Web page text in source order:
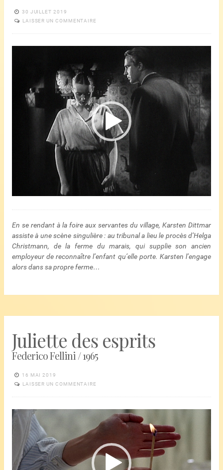
30 JUILLET 2019
LAISSER UN COMMENTAIRE
En se rendant à la foire aux servantes du village, Karsten Dittmar
assiste à une scène singulière : au tribunal a lieu le procès d’Helga
Christmann, de la ferme du marais, qui supplie son ancien
employeur de reconnaître l’enfant qu’elle porte. Karsten l’engage
alors dans sa propre ferme…
Juliette des esprits
Federico Fellini / 1965
16 MAI 2019
LAISSER UN COMMENTAIRE
Lecteur
vidéo